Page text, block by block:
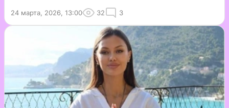
24 марта, 2026, 13:00 32 3